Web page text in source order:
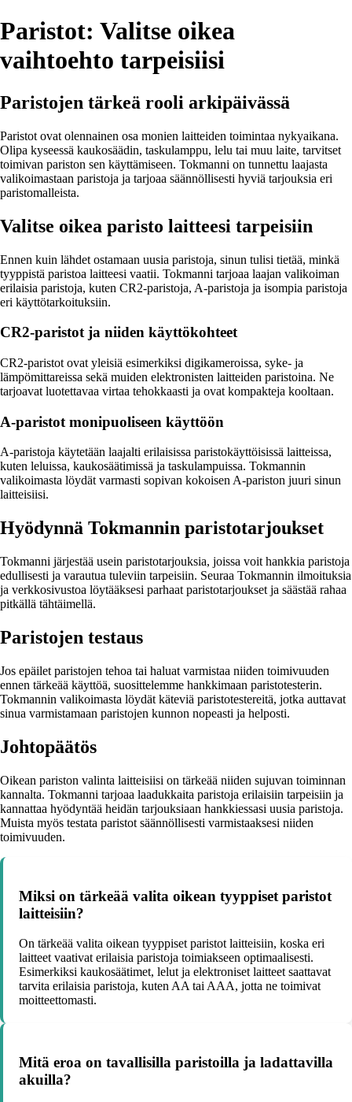
Paristot: Valitse oikea
vaihtoehto tarpeisiisi
Paristojen tärkeä rooli arkipäivässä
Paristot ovat olennainen osa monien laitteiden toimintaa nykyaikana.
Olipa kyseessä kaukosäädin, taskulamppu, lelu tai muu laite, tarvitset
toimivan pariston sen käyttämiseen. Tokmanni on tunnettu laajasta
valikoimastaan paristoja ja tarjoaa säännöllisesti hyviä tarjouksia eri
paristomalleista.
Valitse oikea paristo laitteesi tarpeisiin
Ennen kuin lähdet ostamaan uusia paristoja, sinun tulisi tietää, minkä
tyyppistä paristoa laitteesi vaatii. Tokmanni tarjoaa laajan valikoiman
erilaisia paristoja, kuten CR2-paristoja, A-paristoja ja isompia paristoja
eri käyttötarkoituksiin.
CR2-paristot ja niiden käyttökohteet
CR2-paristot ovat yleisiä esimerkiksi digikameroissa, syke- ja
lämpömittareissa sekä muiden elektronisten laitteiden paristoina. Ne
tarjoavat luotettavaa virtaa tehokkaasti ja ovat kompakteja kooltaan.
A-paristot monipuoliseen käyttöön
A-paristoja käytetään laajalti erilaisissa paristokäyttöisissä laitteissa,
kuten leluissa, kaukosäätimissä ja taskulampuissa. Tokmannin
valikoimasta löydät varmasti sopivan kokoisen A-pariston juuri sinun
laitteisiisi.
Hyödynnä Tokmannin paristotarjoukset
Tokmanni järjestää usein paristotarjouksia, joissa voit hankkia paristoja
edullisesti ja varautua tuleviin tarpeisiin. Seuraa Tokmannin ilmoituksia
ja verkkosivustoa löytääksesi parhaat paristotarjoukset ja säästää rahaa
pitkällä tähtäimellä.
Paristojen testaus
Jos epäilet paristojen tehoa tai haluat varmistaa niiden toimivuuden
ennen tärkeää käyttöä, suosittelemme hankkimaan paristotesterin.
Tokmannin valikoimasta löydät käteviä paristotestereitä, jotka auttavat
sinua varmistamaan paristojen kunnon nopeasti ja helposti.
Johtopäätös
Oikean pariston valinta laitteisiisi on tärkeää niiden sujuvan toiminnan
kannalta. Tokmanni tarjoaa laadukkaita paristoja erilaisiin tarpeisiin ja
kannattaa hyödyntää heidän tarjouksiaan hankkiessasi uusia paristoja.
Muista myös testata paristot säännöllisesti varmistaaksesi niiden
toimivuuden.
Miksi on tärkeää valita oikean tyyppiset paristot
laitteisiin?
On tärkeää valita oikean tyyppiset paristot laitteisiin, koska eri
laitteet vaativat erilaisia paristoja toimiakseen optimaalisesti.
Esimerkiksi kaukosäätimet, lelut ja elektroniset laitteet saattavat
tarvita erilaisia paristoja, kuten AA tai AAA, jotta ne toimivat
moitteettomasti.
Mitä eroa on tavallisilla paristoilla ja ladattavilla
akuilla?